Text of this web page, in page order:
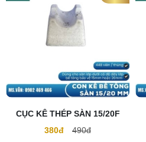
CỤC KÊ THÉP SÀN 15/20F
380đ
490đ